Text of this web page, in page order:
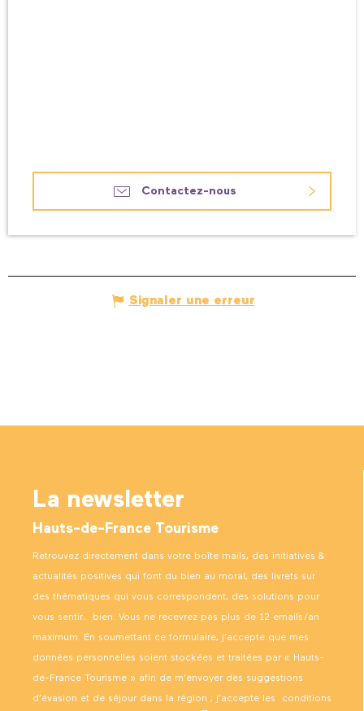
Contactez-nous
Signaler une erreur
La newsletter
Hauts-de-France Tourisme
Retrouvez directement dans votre boîte mails, des initiatives &
actualités positives qui font du bien au moral, des livrets sur
des thématiques qui vous correspondent, des solutions pour
vous sentir… bien. Vous ne recevrez pas plus de 12 emails/an
maximum. En soumettant ce formulaire, j’accepte que mes
données personnelles soient stockées et traitées par « Hauts-
de-France Tourisme » afin de m’envoyer des suggestions
d’évasion et de séjour dans la région ; j’accepte les conditions